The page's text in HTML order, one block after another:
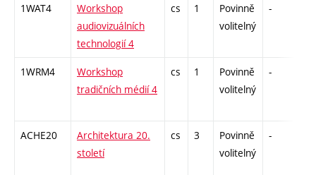
1WAT4
Workshop
audiovizuálních
technologií 4
cs 1
Povinně
volitelný
-
1WRM4
Workshop
tradičních médií 4
cs 1
Povinně
volitelný
-
ACHE20
Architektura 20.
století
cs 3
Povinně
volitelný
-